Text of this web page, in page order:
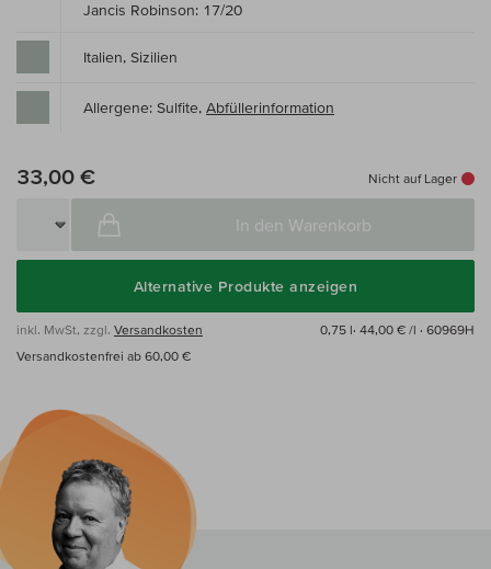
Jancis Robinson: 17/20
Italien, Sizilien
Allergene: Sulfite, Abfüllerinformation
33,00 € Nicht auf Lager
In den Warenkorb
Alternative Produkte anzeigen
inkl. MwSt, zzgl. Versandkosten 0,75 l· 44,00 € /l · 60969H
Versandkostenfrei ab 60,00 €